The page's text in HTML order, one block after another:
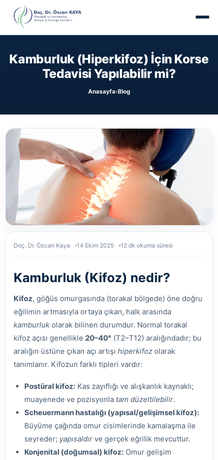
Kamburluk (Hiperkifoz) İçin Korse
Tedavisi Yapılabilir mi?
Anasayfa›Blog
Doç. Dr. Özcan Kaya 14 Ekim 2025 12 dk okuma süresi
Kamburluk (Kifoz) nedir?
Kifoz, göğüs omurgasında (torakal bölgede) öne doğru
eğilimin artmasıyla ortaya çıkan, halk arasında
kamburluk olarak bilinen durumdur. Normal torakal
kifoz açısı genellikle 20–40° (T2–T12) aralığındadır; bu
aralığın üstüne çıkan açı artışı hiperkifoz olarak
tanımlanır. Kifozun farklı tipleri vardır:
Postüral kifoz: Kas zayıflığı ve alışkanlık kaynaklı;
muayenede ve pozisyonla tam düzeltilebilir.
Scheuermann hastalığı (yapısal/gelişimsel kifoz):
Büyüme çağında omur cisimlerinde kamalaşma ile
seyreder; yapısaldır ve gerçek eğrilik mevcuttur.
Konjenital (doğumsal) kifoz: Omur gelişim